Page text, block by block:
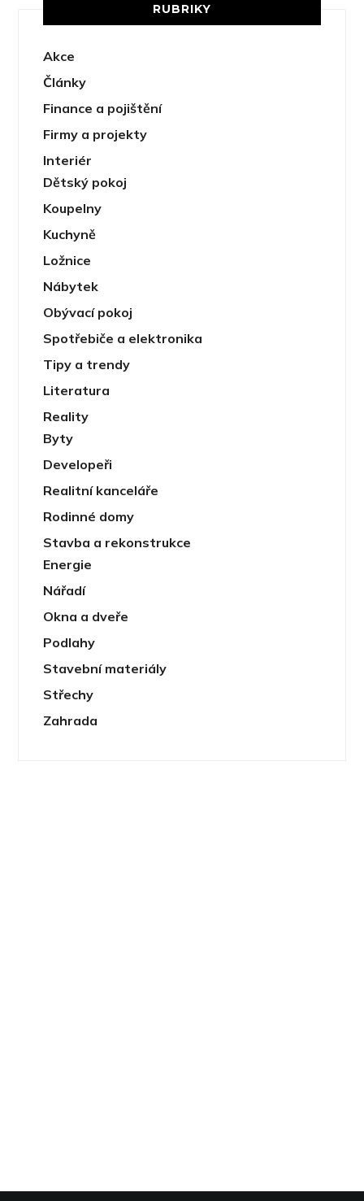
RUBRIKY
Akce
Články
Finance a pojištění
Firmy a projekty
Interiér
Dětský pokoj
Koupelny
Kuchyně
Ložnice
Nábytek
Obývací pokoj
Spotřebiče a elektronika
Tipy a trendy
Literatura
Reality
Byty
Developeři
Realitní kanceláře
Rodinné domy
Stavba a rekonstrukce
Energie
Nářadí
Okna a dveře
Podlahy
Stavební materiály
Střechy
Zahrada